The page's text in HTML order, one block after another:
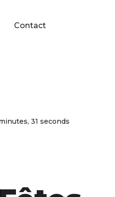
Contact
31 seconds